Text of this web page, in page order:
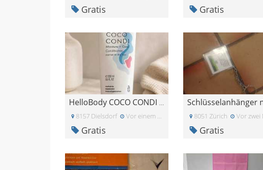
Gratis Gratis
HelloBody COCO CONDI Conditioner neu & OVP (200 m
8157 Dielsdorf Vor einem Monat
Gratis
Schlüsselanhänger
8051 Zürich Vor zwei
Gratis